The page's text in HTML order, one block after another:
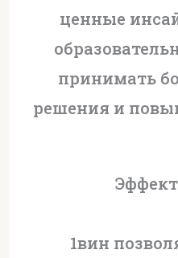
ценные
принимать
решения и
1вин